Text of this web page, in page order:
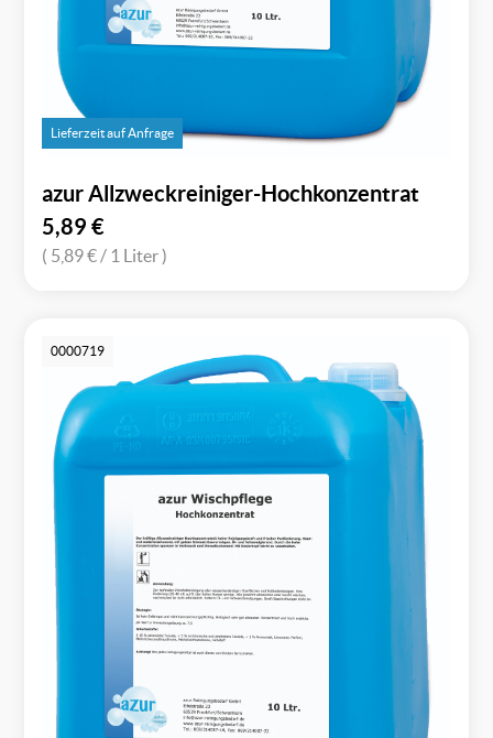
Lieferzeit auf Anfrage
azur Allzweckreiniger-Hochkonzentrat
5,89 €
( 5,89 € / 1 Liter )
0000719